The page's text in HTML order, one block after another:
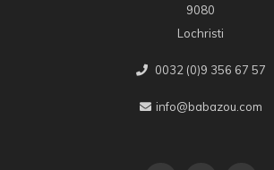
9080
Lochristi
0032 (0)9 356 67 57
info@babazou.com